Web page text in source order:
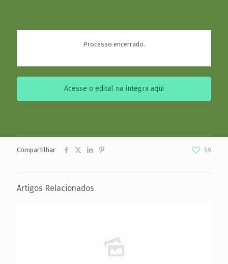
Processo encerrado.
Acesse o edital na íntegra aqui
Compartilhar 59
Artigos Relacionados